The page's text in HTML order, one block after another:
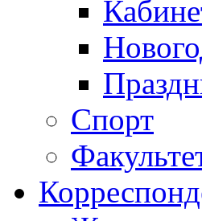
Спорт